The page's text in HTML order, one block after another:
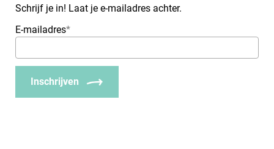
Schrijf je in! Laat je e-mailadres achter.
E-mailadres*
Inschrijven